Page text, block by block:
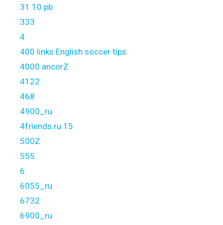
31.10 pb
333
4
400 links English soccer tips
4000 ancorZ
4122
468
4900_ru
4friends.ru 15
500Z
555
6
6055_ru
6732
6900_ru